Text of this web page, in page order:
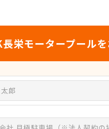
長栄モータープール